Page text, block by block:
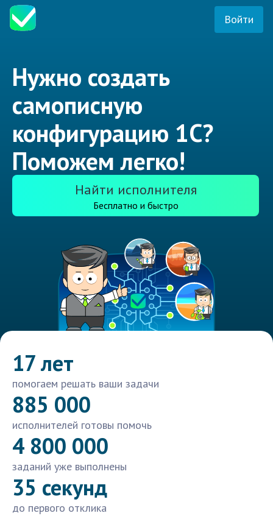
Войти
Нужно создать
самописную
конфигурацию 1С?
Поможем легко!
Найти исполнителя
Бесплатно и быстро
17 лет
помогаем решать ваши задачи
885 000
исполнителей готовы помочь
4 800 000
заданий уже выполнены
35 секунд
до первого отклика